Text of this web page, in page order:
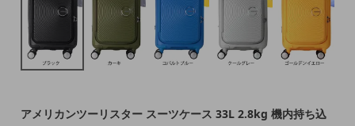
アメリカンツーリスター スーツケース 33L 2.8kg 機内持ち込